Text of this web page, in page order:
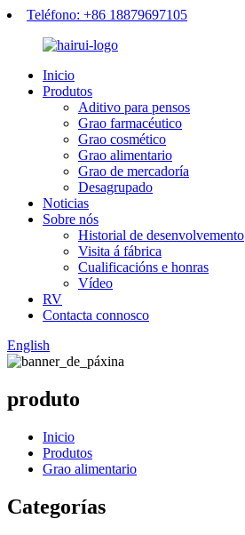
Teléfono: +86 18879697105
Inicio
Produtos
Aditivo para pensos
Grao farmacéutico
Grao cosmético
Grao alimentario
Grao de mercadoría
Desagrupado
Noticias
Sobre nós
Historial de desenvolvemento
Visita á fábrica
Cualificacións e honras
Vídeo
RV
Contacta connosco
English
produto
Inicio
Produtos
Grao alimentario
Categorías